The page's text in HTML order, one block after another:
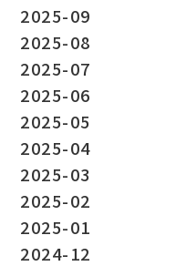
2025-09
2025-08
2025-07
2025-06
2025-05
2025-04
2025-03
2025-02
2025-01
2024-12